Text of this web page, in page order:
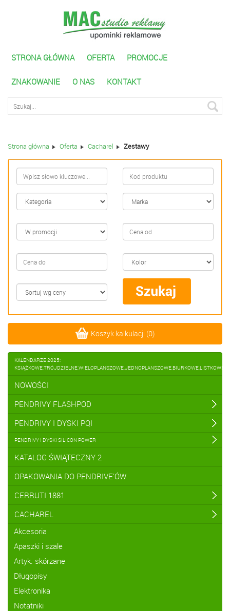
STRONA GŁÓWNA OFERTA PROMOCJE
ZNAKOWANIE O NAS KONTAKT
Strona główna Oferta Cacharel Zestawy
Koszyk kalkulacji (0)
KALENDARZE 2025:
KSIĄŻKOWE,TRÓJDZIELNE,WIELOPLANSZOWE,JEDNOPLANSZOWE,BIURKOWE,LISTKOWE
NOWOŚCI
PENDRIVY FLASHPOD
PENDRIVY I DYSKI PQI
PENDRIVY I DYSKI SILICON POWER
KATALOG ŚWIĄTECZNY 2
OPAKOWANIA DO PENDRIVE'ÓW
CERRUTI 1881
CACHAREL
Akcesoria
Apaszki i szale
Artyk. skórzane
Długopisy
Elektronika
Notatniki